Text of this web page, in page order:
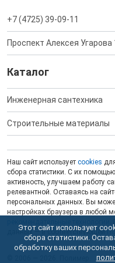
+7 (4725) 39-09-11
Проспект Алексея Угарова
Каталог
Инженерная сантехника
Строительные материалы
Наш сайт использует cookies
сбора статистики. С их
активность, улучшаем работу
релевантной. Оставаясь на
персональных данных. Вы
настройках браузера в любой
данных — в соответствующей
Этот сайт использует
сбора статистики.
обработку ваших